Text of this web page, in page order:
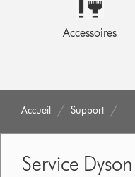
Accessoires
Accueil Support
Service Dyson